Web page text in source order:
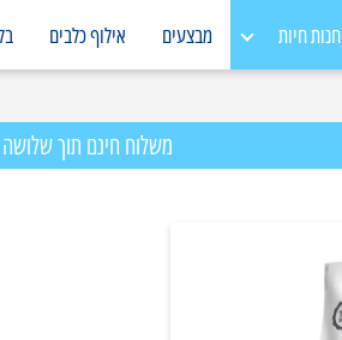
חנות חיות
בעלי כנף
מבצעים אילוף כלבים
משלוח חינם תוך שלושה